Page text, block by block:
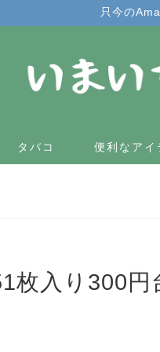
只今の
タバコ 便利なアイ
枚入り300